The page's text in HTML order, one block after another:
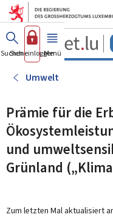
Suchen
Sich einloggen
Menü Haupt-
Umwelt
Prämie für die
und
Grünland
Zum letzten Mal aktualisiert